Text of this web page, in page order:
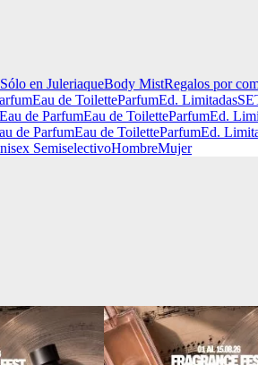
Sólo en JuleriaqueBody MistRegalos por
Eau de ToiletteParfumEd. Limitadas
Eau de ParfumEau de ToiletteParfumEd.
de ParfumEau de ToiletteParfumEd.
SemiselectivoHombreMujer